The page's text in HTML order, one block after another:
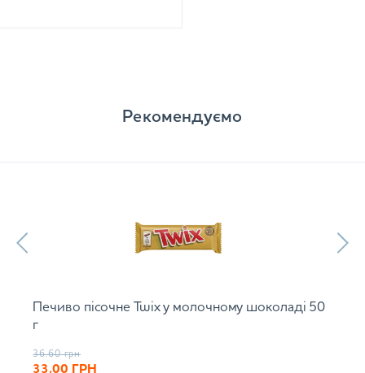
Рекомендуємо
Печиво пісочне Twix у молочному шоколаді 50
г
36.60 грн
33.00 ГРН